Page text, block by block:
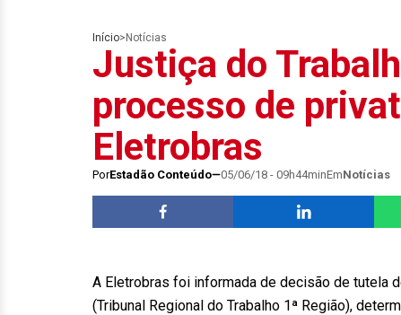
Início> Notícias
Justiça do
processo de
Eletrobras
PorEstadão Conteúdo 05/06/18 - 09h44minEmNotícias
A Eletrobras foi informada de decisão de tutela
(Tribunal Regional do Trabalho 1ª Região),